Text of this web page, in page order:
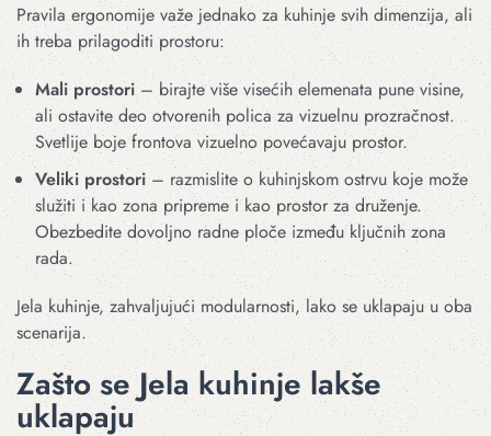
Pravila ergonomije važe jednako za kuhinje svih dimenzija, ali
ih treba prilagoditi prostoru:
Mali prostori– birajte više visećih elemenata pune visine,
ali ostavite deo otvorenih polica za vizuelnu prozračnost.
Svetlije boje frontova vizuelno povećavaju prostor.
Veliki prostori – razmislite o kuhinjskom ostrvu koje može
služiti i kao zona pripreme i kao prostor za druženje.
Obezbedite dovoljno radne ploče između ključnih zona
rada.
Jela kuhinje, zahvaljujući modularnosti, lako se uklapaju u oba
scenarija.
Zašto se Jela kuhinje lakše
uklapaju